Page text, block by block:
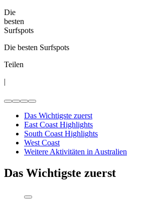
Die
besten
Surfspots
Die besten Surfspots
Teilen
|
Das Wichtigste zuerst
East Coast Highlights
South Coast Highlights
West Coast
Weitere Aktivitäten in Australien
Das Wichtigste zuerst